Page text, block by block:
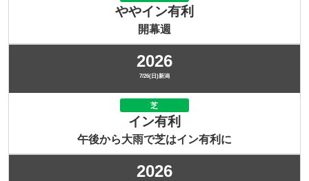
ややイン有利
開幕週
2026
7/26(日)新潟
芝
イン有利
午後から大雨で芝はイン有利に
2026